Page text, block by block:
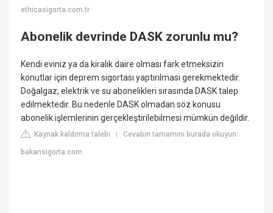
ethicasigorta.com.tr
Abonelik devrinde DASK zorunlu mu?
Kendi eviniz ya da kiralık daire olması fark etmeksizin
konutlar için deprem sigortası yaptırılması gerekmektedir.
Doğalgaz, elektrik ve su abonelikleri sırasında DASK talep
edilmektedir. Bu nedenle DASK olmadan söz konusu
abonelik işlemlerinin gerçekleştirilebilmesi mümkün değildir.
Kaynak kaldırma talebi |Cevabın tamamını burada okuyun:
bakansigorta.com